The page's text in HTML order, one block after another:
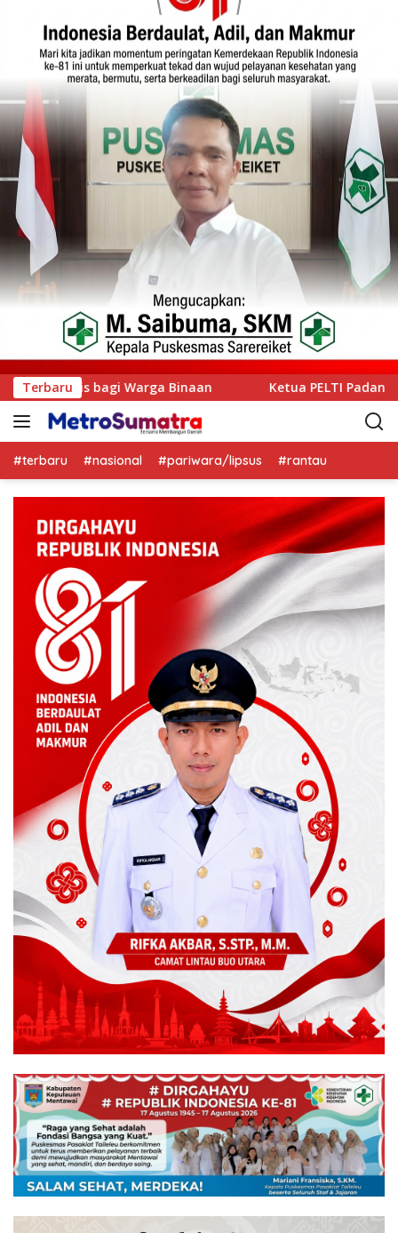
Terbaru
Ketua PELTI Padang Prof Ahmad Wira Buka Iwan Tennis Club
#terbaru #nasional #pariwara/lipsus #rantau